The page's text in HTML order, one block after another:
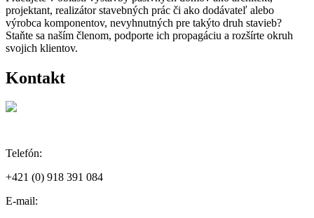
projektant, realizátor stavebných prác či ako dodávateľ alebo
výrobca komponentov, nevyhnutných pre takýto druh stavieb?
Staňte sa naším členom, podporte ich propagáciu a rozšírte okruh
svojich klientov.
Kontakt
Telefón:
+421 (0) 918 391 084
E-mail: